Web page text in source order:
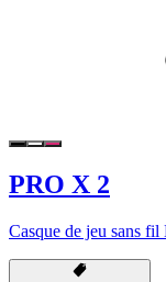
PRO X 2
Casque de jeu sans